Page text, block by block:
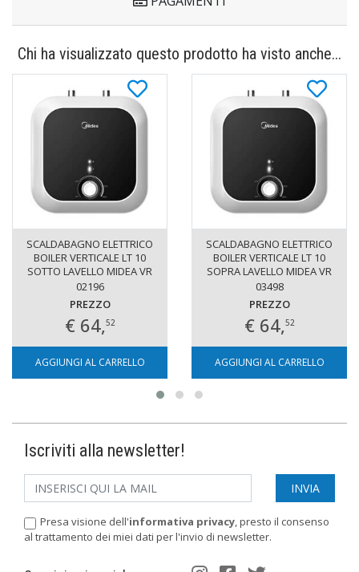
Chi ha visualizzato questo prodotto ha visto anche...
SCALDABAGNO ELETTRICO
BOILER VERTICALE LT 10
SOTTO LAVELLO MIDEA VR
02196
PREZZO
€ 64,52
AGGIUNGI AL CARRELLO
SCALDABAGNO ELETTRICO
BOILER VERTICALE LT 10
SOPRA LAVELLO MIDEA VR
03498
PREZZO
€ 64,52
AGGIUNGI AL CARRELLO
Iscriviti alla newsletter!
Presa visione dell'informativa privacy, presto il consenso
al trattamento dei miei dati per l'invio di newsletter.